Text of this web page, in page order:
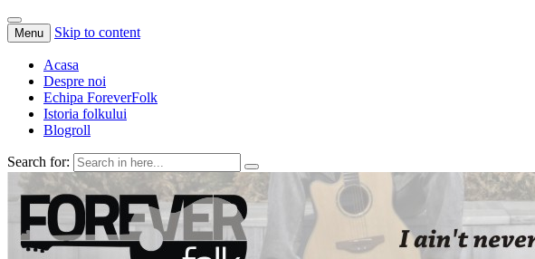
Menu Skip to content
Acasa
Despre noi
Echipa ForeverFolk
Istoria folkului
Blogroll
Search for:
ForeverFolk
Muzica sufletului tau